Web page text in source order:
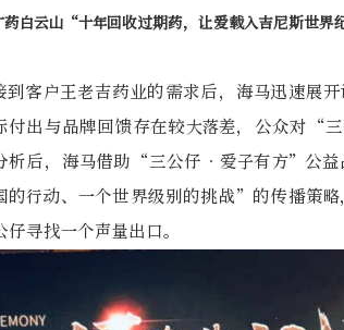
药白云山“十年回收过期药，让爱载入吉尼斯世
到客户王老吉药业的需求后，海马迅速
付出与品牌回馈存在较大落差，公众对“
析后，海马借助“三公仔•爱子有方”公益
的行动、一个世界级别的挑战”的传播策
仔寻找一个声量出口。